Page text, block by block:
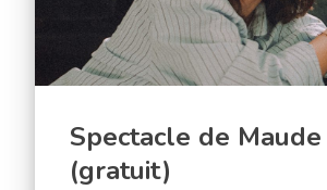
Spectacle de
(gratuit)